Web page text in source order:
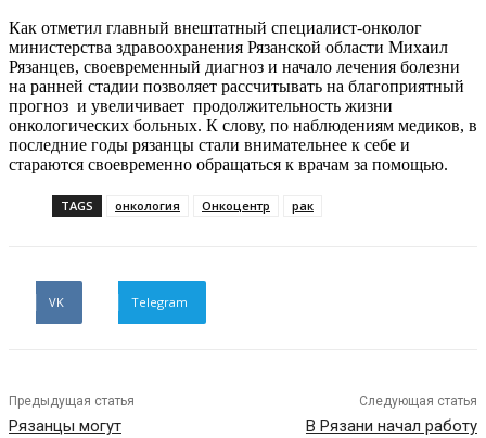
Как отметил главный внештатный специалист-онколог
министерства здравоохранения Рязанской области Михаил
Рязанцев, своевременный диагноз и начало лечения болезни
на ранней стадии позволяет рассчитывать на благоприятный
прогноз и увеличивает продолжительность жизни
онкологических больных. К слову, по наблюдениям медиков, в
последние годы рязанцы стали внимательнее к себе и
стараются своевременно обращаться к врачам за помощью.
TAGS онкология Онкоцентр рак
VK Telegram
Предыдущая статья
Рязанцы могут
Следующая статья
В Рязани начал работу